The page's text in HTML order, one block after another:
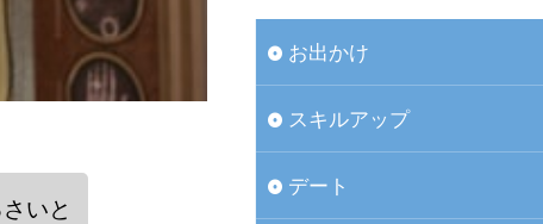
いと
お出かけ
スキルアップ
デート